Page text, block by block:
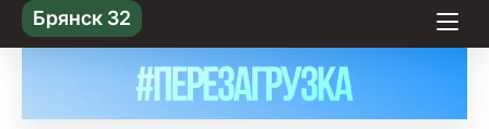
Skip
to content
Брянск 32